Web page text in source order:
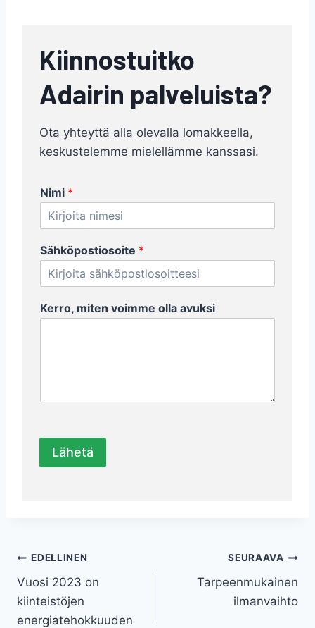
Kiinnostuitko
Adairin palveluista?
Ota yhteyttä alla olevalla lomakkeella,
keskustelemme mielellämme kanssasi.
Nimi *
Sähköpostiosoite *
N
i
r
,
Kerro, miten voimme olla avuksi
Lähetä
Artikkelien
selaus
EDELLINEN
Vuosi 2023 on
kiinteistöjen
energiatehokkuuden
SEURAAVA
Tarpeenmukainen
ilmanvaihto